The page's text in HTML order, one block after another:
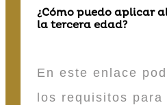
¿Cómo puedo aplicar
la tercera edad?
En este enlace
los requisitos